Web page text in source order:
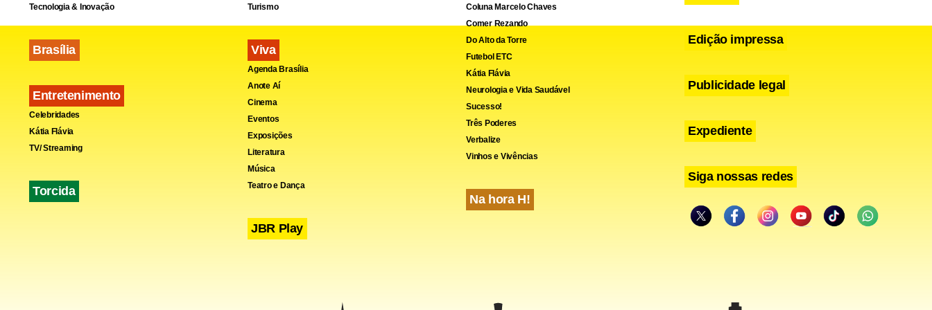
cresceu 0,28%; e os impostos aumentaram 0,91%.
Tecnologia & Inovação
Brasília
Entretenimento
Celebridades
Kátia Flávia
TV/ Streaming
Torcida
Turismo
Viva
Agenda Brasília
Anote Aí
Cinema
Eventos
Exposições
Literatura
Música
Teatro e Dança
JBR Play
Coluna Marcelo Chaves
Comer Rezando
Do Alto da Torre
Futebol ETC
Kátia Flávia
Neurologia e Vida Saudável
Sucesso!
Três Poderes
Verbalize
Vinhos e Vivências
Na hora H!
Edição impressa
Publicidade legal
Expediente
Siga nossas redes